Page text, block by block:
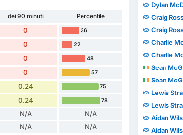
dei 90 minuti
Percentile
0 36
0 22
0 48
0 57
0.24 75
0.24 78
N/A N/A
N/A N/A
Dylan
Craig Ross
Craig Ross
Charlie
Charlie
Sean
Sean
Lewis
Lewis
Aidan
Aidan